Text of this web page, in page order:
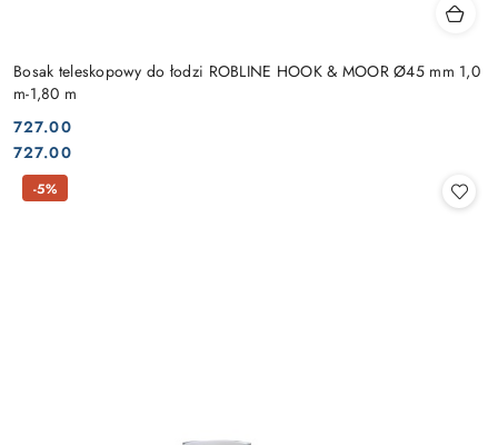
Bosak teleskopowy do łodzi ROBLINE HOOK & MOOR Ø45 mm 1,0
m-1,80 m
Cena:
727.00
Cena:
727.00
-5%